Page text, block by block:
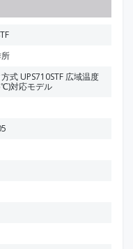
式 UPS710STF 広域温度
対応モデル